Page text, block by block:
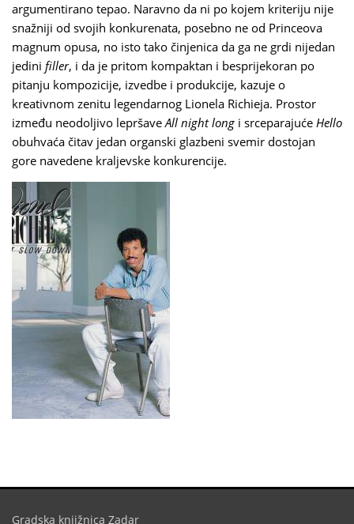
argumentirano tepao. Naravno da ni po kojem kriteriju nije
snažniji od svojih konkurenata, posebno ne od Princeova
magnum opusa, no isto tako činjenica da ga ne grdi nijedan
jedini filler, i da je pritom kompaktan i besprijekoran po
pitanju kompozicije, izvedbe i produkcije, kazuje o
kreativnom zenitu legendarnog Lionela Richieja. Prostor
između neodoljivo lepršaveAll night long i srceparajuće Hello
obuhvaća čitav jedan organski glazbeni svemir dostojan
gore navedene kraljevske konkurencije.
Gradska knjižnica Zadar